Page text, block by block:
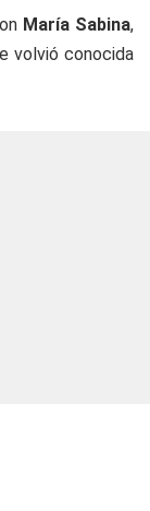
María Sabina,
volvió conocida